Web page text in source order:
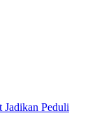
Peduli